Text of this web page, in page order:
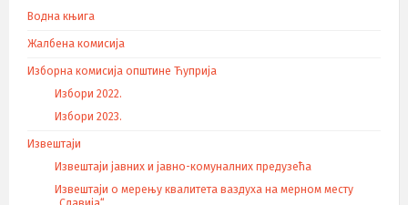
Водна књига
Жалбена комисија
Изборна комисија општине Ћуприја
Избори 2022.
Избори 2023.
Извештаји
Извештаји јавних и јавно-комуналних предузећа
Извештаји о мерењу квалитета ваздуха на мерном месту